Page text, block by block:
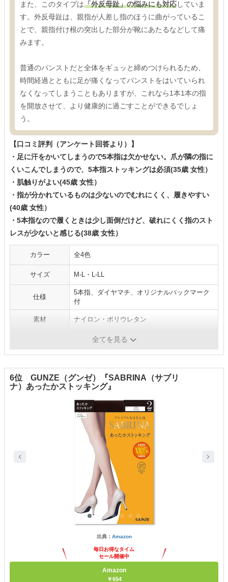
また、このタイプは「外反母趾」の悩みにも対応していま
す。外反母趾は、親指が人差し指のほうに曲がっているこ
とで、親指付け根の突出した部分が靴にあたるなどして痛
みます。
普通のパンストだと全体をギュッと締めつけられるため、
時間経過とともに足が痛くなってパンストをはいていられ
なくなってしまうこともありますが、これなら1本1本の指
を開放させて、より健康的に過ごすことができるでしょ
う。
【口コミ評判（アンケート回答より）】
・足に汗をかいてしまうので5本指は欠かせない。爪が隣の指に
くいこんでしまうので、5本指ストッキングは必須(35歳 女性）
・肌触りがよい(45歳 女性）
・指が分かれているものは少ないのでむれにくく、履きやすい
(40歳 女性）
・5本指なので履くときは少し面倒だけど、破れにくく指のスト
レスが少ないと感じる(38歳 女性）
カラー 全4色
サイズ M-L・L-LL
仕様
5本指、ダイヤマチ、オリジナルバックマーク
付
素材 ナイロン・ポリウレタン
全てを見る
6位 GUNZE（グンゼ）『SABRINA（サブリ
ナ）あったかストッキング』
出典： Amazon
毎日お得なタイム
セール開催中
Amazon
￥654